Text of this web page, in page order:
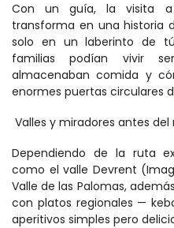
Con un guía, la visita a
transforma en una historia
solo en un laberinto de
familias podían vivir
almacenaban comida y
enormes puertas circulares
Valles y miradores antes del
Dependiendo de la ruta
como el valle Devrent
Valle de las Palomas,
con platos regionales —
aperitivos simples pero